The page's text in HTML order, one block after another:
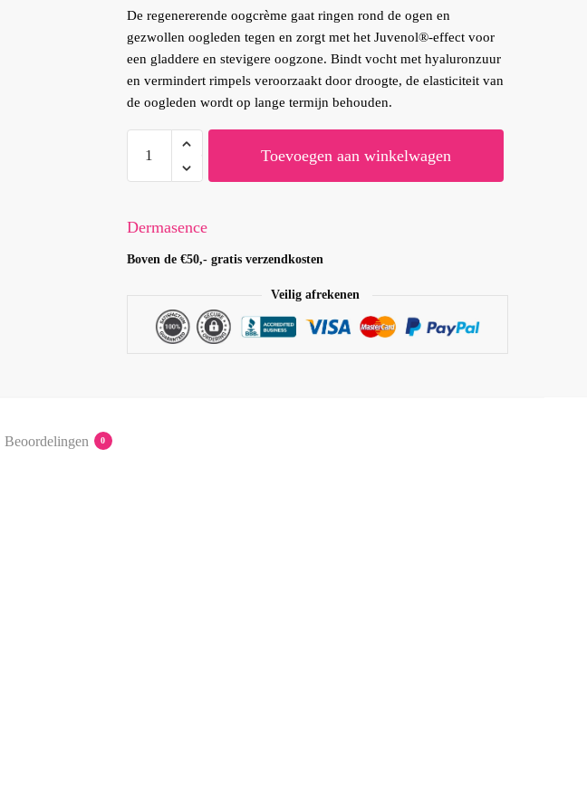
De regenererende oogcrème gaat ringen rond de ogen en
gezwollen oogleden tegen en zorgt met het Juvenol®-effect voor
een gladdere en stevigere oogzone. Bindt vocht met hyaluronzuur
en vermindert rimpels veroorzaakt door droogte, de elasticiteit van
de oogleden wordt op lange termijn behouden.
ageing
Toevoegen aan winkelwagen
Dermasence
Boven de €50,- gratis verzendkosten
Veilig afrekenen
Beoordelingen 0